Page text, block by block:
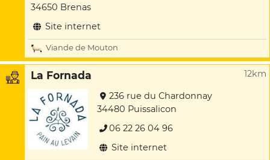
34650 Brenas
Site internet
Viande de Mouton
La Fornada 12km
236 rue du Chardonnay
34480 Puissalicon
06 22 26 04 96
Site internet